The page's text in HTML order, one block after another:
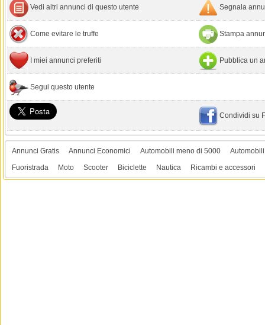
Vedi altri annunci di questo utente Segnala
Come evitare le truffe Stampa
I miei annunci preferiti Pubblica un
Segui questo utente
Condividi su
Annunci Gratis Annunci Economici Automobili meno di 5000
Fuoristrada
Moto Scooter Biciclette Nautica Ricambi e accessori